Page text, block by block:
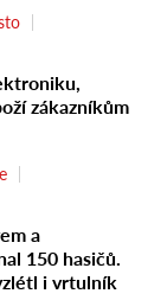
zákazníkům
a
150 hasičů.
i vrtulník